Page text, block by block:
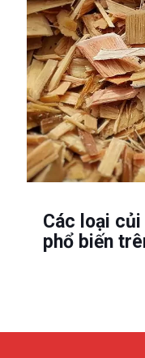
Các loại
phổ biến